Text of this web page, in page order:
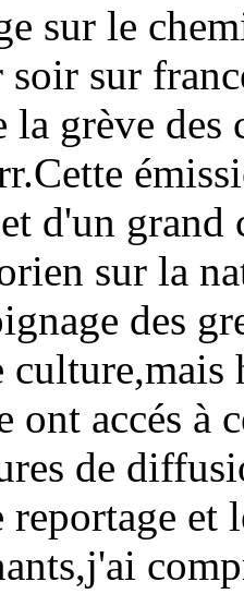
sur le
sur
grève des
d'un
sur la
des
ont accés à
de
et